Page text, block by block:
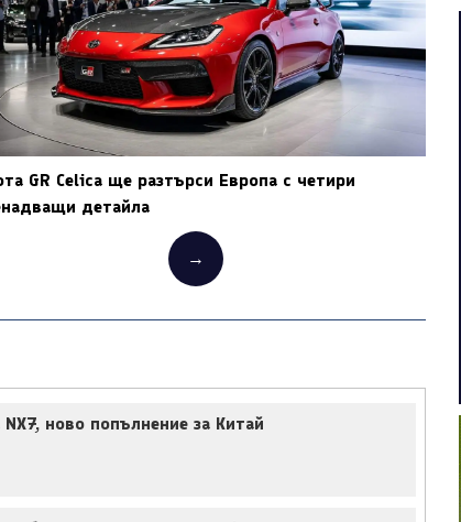
GR Celica ще разтърси Европа с четири
детайла
→
ново попълнение за Китай